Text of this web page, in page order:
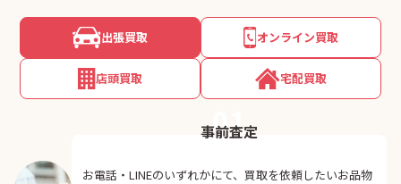
出張買取 オンライン買取
店頭買取 宅配買取
01
事前査定
お電話・LINEのいずれかにて、買取を依頼したいお品物